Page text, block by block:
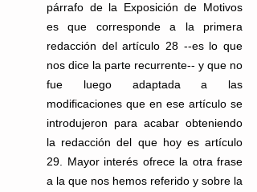
párrafo de la Exposición de Motivos
es que corresponde a la primera
redacción del artículo 28 --es lo que
nos dice la parte recurrente-- y que no
fue luego adaptada a las
modificaciones que en ese artículo se
introdujeron para acabar obteniendo
la redacción del que hoy es artículo
29. Mayor interés ofrece la otra frase
a la que nos hemos referido y sobre la